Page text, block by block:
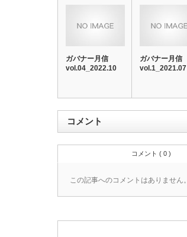
ガバナー月信
vol.04_2022.10
ガバナー月信
vol.1_2021.07
コメント
コメント ( 0 )
この記事へのコメントはありません。